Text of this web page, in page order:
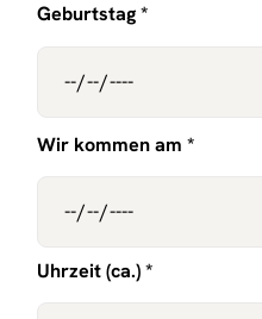
Geburtstag *
Wir kommen am *
Uhrzeit (ca.) *